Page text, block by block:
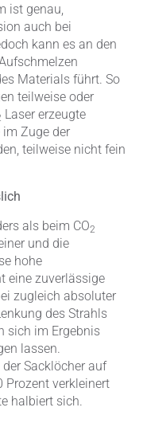
ist genau,
auch bei
kann es an den
Materials führt. So
teilweise oder
Laser erzeugte
Zuge der
teilweise nicht fein
als beim CO2
und die
hohe
eine zuverlässige
zugleich absoluter
des Strahls
sich im Ergebnis
lassen.
Sacklöcher auf
Prozent verkleinert
halbiert sich.